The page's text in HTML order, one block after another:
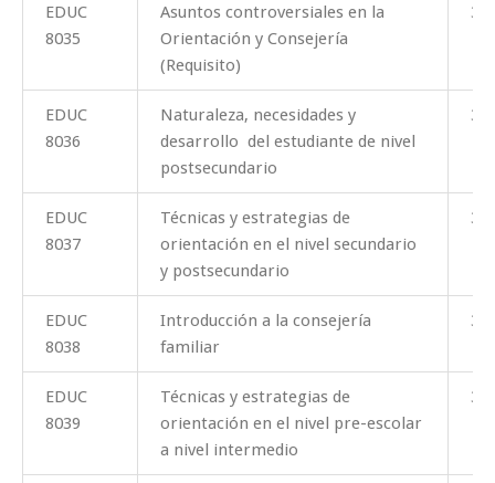
EDUC
8035
Asuntos controversiales en la
Orientación y Consejería
(Requisito)
3
EDUC
8036
Naturaleza, necesidades y
desarrollo del estudiante de nivel
postsecundario
3
EDUC
8037
Técnicas y estrategias de
orientación en el nivel secundario
y postsecundario
3
EDUC
8038
Introducción a la consejería
familiar
3
EDUC
8039
Técnicas y estrategias de
orientación en el nivel pre-escolar
a nivel intermedio
3